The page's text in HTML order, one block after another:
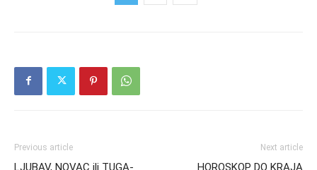
Previous article
LJUBAV, NOVAC ili TUGA-
Next article
HOROSKOP DO KRAJA